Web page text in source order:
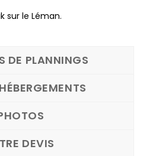
sur le Léman.
DE PLANNINGS
DEVIS